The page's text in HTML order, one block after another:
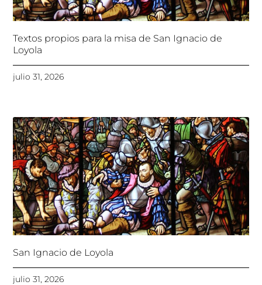
Textos propios para la misa de San Ignacio de
Loyola
julio 31, 2026
San Ignacio de Loyola
julio 31, 2026